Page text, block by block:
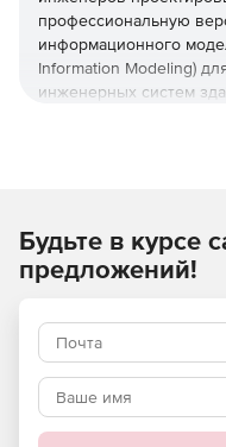
профессиональную
информационного
Information Modeling)
инженерных систем
электроснабжению,
другим инженерным
процессы открытого
данными (IFC — Industry
Используйте
быстрой и
систем объектов и
Будьте в курсе
предложений!